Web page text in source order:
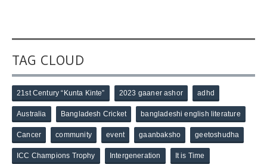
TAG CLOUD
21st Century “Kunta Kinte” 2023 gaaner ashor adhd
Australia Bangladesh Cricket bangladeshi english literature
Cancer community event gaanbaksho geetoshudha
ICC Champions Trophy Intergeneration It is Time